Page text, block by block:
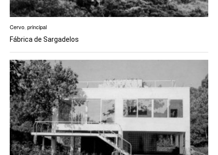
Cervo, principal
Fábrica de Sargadelos